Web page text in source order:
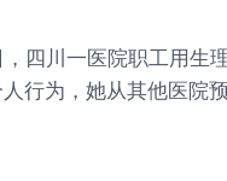
四川一医院职工用生
行为，她从其他医院